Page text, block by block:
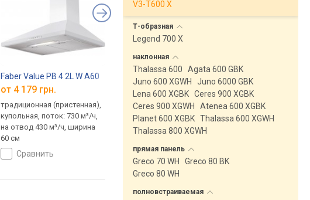
Faber Value PB 4 2L W A60
от 4 179 грн.
традиционная (пристенная),
купольная, поток: 730 м³/ч,
на отвод 430 м³/ч, ширина
60 см
сравнить
Perfelli K 6402 WH 850 LED
от 3 016 грн.
традиционная (пристенная),
купольная, поток: 850 м³/ч,
ширина 59.7 см
ELEYUS Wella 650
от 4 393 грн.
традиционная
купольная, поток:
V3-T600 X
Т-образная
Legend 700 X
наклонная
Thalassa 600
Agata 600 GBK
Juno 600 XGWH
Juno 6000 GBK
Lena 600 XGBK Ceres 900 XGBK
Ceres 900 XGWH
Atenea 600 XGBK
Planet 600 XGBK Thalassa 600 XGWH
Thalassa 800 XGWH
прямая панель
Greco 70 WH
Greco 80 BK
Greco 80 WH
полновстраиваемая